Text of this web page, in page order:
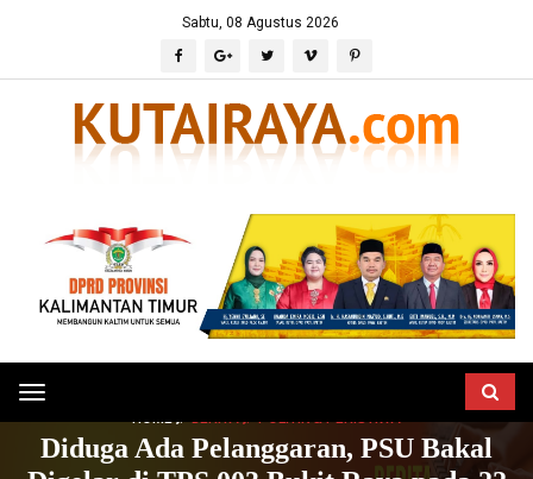
Sabtu, 08 Agustus 2026
Toggle
navigation
Diduga Ada Pelanggaran, PSU Bakal